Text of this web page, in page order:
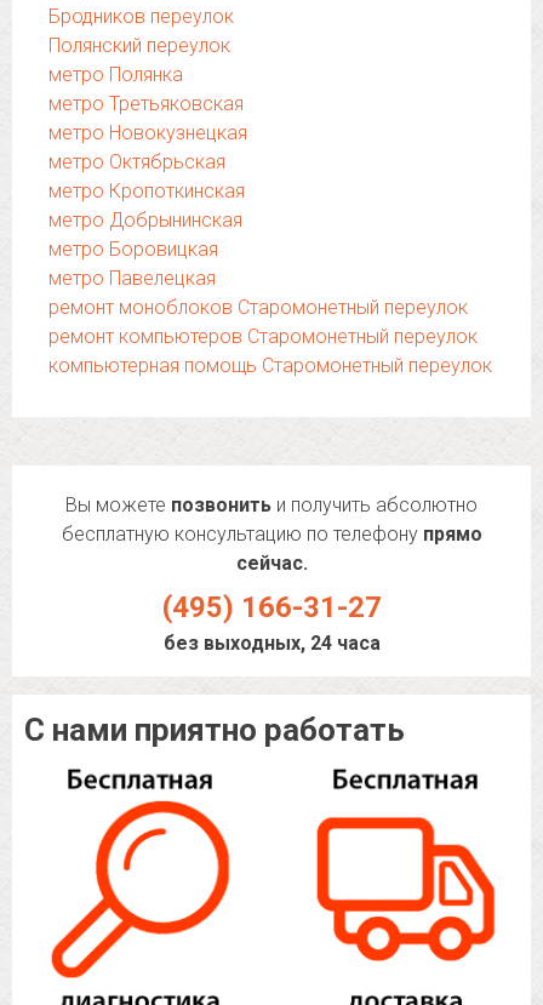
Бродников переулок
Полянский переулок
метро Полянка
метро Третьяковская
метро Новокузнецкая
метро Октябрьская
метро Кропоткинская
метро Добрынинская
метро Боровицкая
метро Павелецкая
ремонт моноблоков Старомонетный переулок
ремонт компьютеров Старомонетный переулок
компьютерная помощь Старомонетный переулок
Вы можете позвонить и получить абсолютно
бесплатную консультацию по телефону прямо
сейчас.
(495) 166-31-27
без выходных, 24 часа
С нами приятно работать